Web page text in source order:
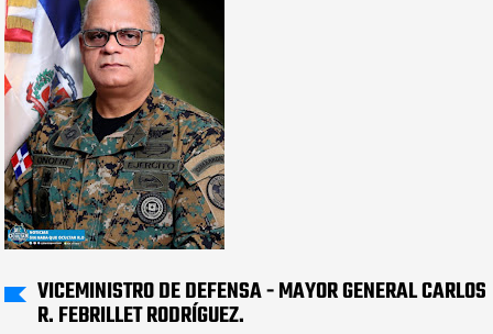
VICEMINISTRO DE DEFENSA - MAYOR GENERAL CARLOS
R. FEBRILLET RODRÍGUEZ.